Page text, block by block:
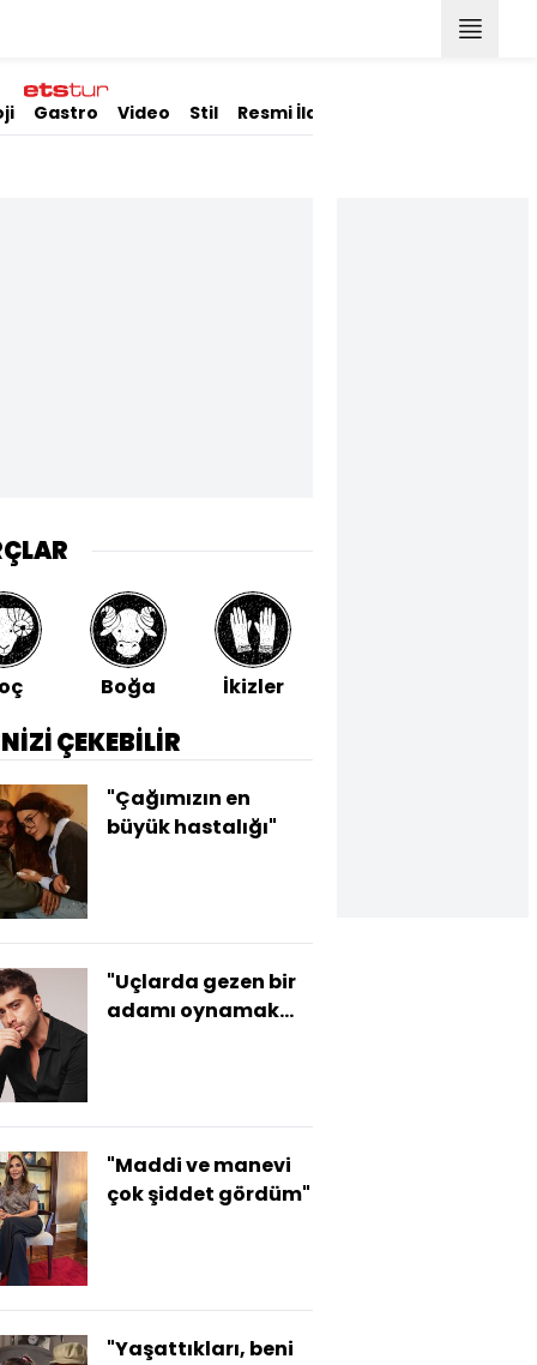
Gastro Video Stil Resmi İlanlar
Boğa İkizler
ÇEKEBİLİR
"Çağımızın en
büyük hastalığı"
"Uçlarda gezen bir
adamı oynamak
"Maddi ve manevi
çok şiddet gördüm"
"Yaşattıkları, beni